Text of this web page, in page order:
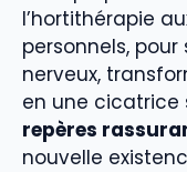
l’hortithérapie
personnels,
nerveux,
en une cicatrice
repères
nouvelle